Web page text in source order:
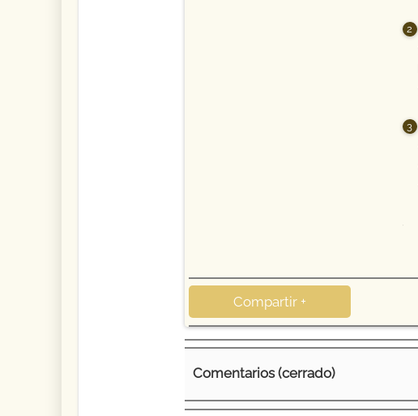
Compartir +
Comentarios (cerrado)